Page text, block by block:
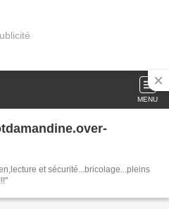
MENU
et sécurité...bricolage...pleins